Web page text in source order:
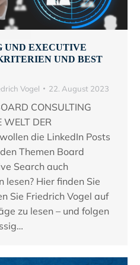
UND EXECUTIVE
UND BEST
Vogel 22. August 2023
CONSULTING
WELT DER
die LinkedIn Posts
Themen Board
Search auch
lesen? Hier finden Sie
Sie Friedrich Vogel auf
zu lesen – und folgen